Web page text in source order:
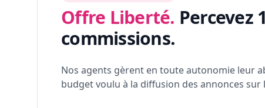
Offre Liberté. Percevez
commissions.
Nos agents gèrent en toute autonomie leur
budget voulu à la diffusion des annonces